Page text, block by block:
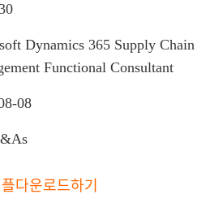
Dynamics 365 Supply Chain
Functional Consultant
08
다운로드하기